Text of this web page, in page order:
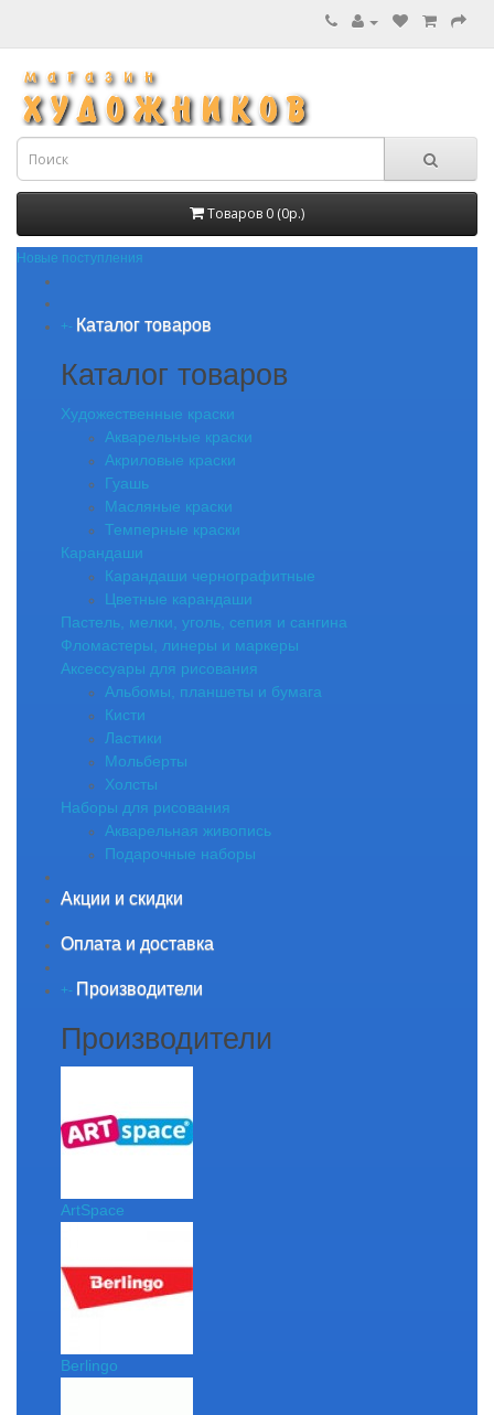
Товаров 0 (0р.)
Новые поступления
+- Каталог товаров
Каталог товаров
Художественные краски
Акварельные краски
Акриловые краски
Гуашь
Масляные краски
Темперные краски
Карандаши
Карандаши чернографитные
Цветные карандаши
Пастель, мелки, уголь, сепия и сангина
Фломастеры, линеры и маркеры
Аксессуары для рисования
Альбомы, планшеты и бумага
Кисти
Ластики
Мольберты
Холсты
Наборы для рисования
Акварельная живопись
Подарочные наборы
Акции и скидки
Оплата и доставка
+- Производители
Производители
ArtSpace
Berlingo